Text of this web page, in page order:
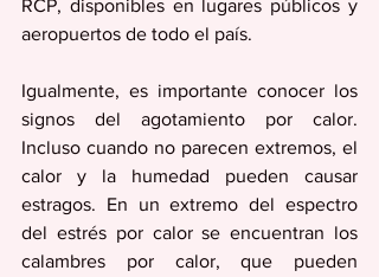
RCP, disponibles en lugares públicos y
aeropuertos de todo el país.
Igualmente, es importante conocer los
signos del agotamiento por calor.
Incluso cuando no parecen extremos, el
calor y la humedad pueden causar
estragos. En un extremo del espectro
del estrés por calor se encuentran los
calambres por calor, que pueden